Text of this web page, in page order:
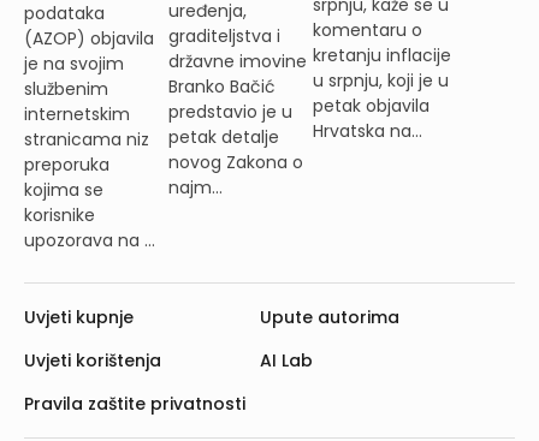
podataka
(AZOP) objavila
je na svojim
službenim
internetskim
stranicama niz
preporuka
kojima se
korisnike
upozorava na ...
uređenja,
graditeljstva i
državne imovine
Branko Bačić
predstavio je u
petak detalje
novog Zakona o
najm...
komentaru o
kretanju inflacije
u srpnju, koji je u
petak objavila
Hrvatska na...
Uvjeti kupnje
Uvjeti korištenja
Pravila zaštite privatnosti
Upute autorima
AI Lab